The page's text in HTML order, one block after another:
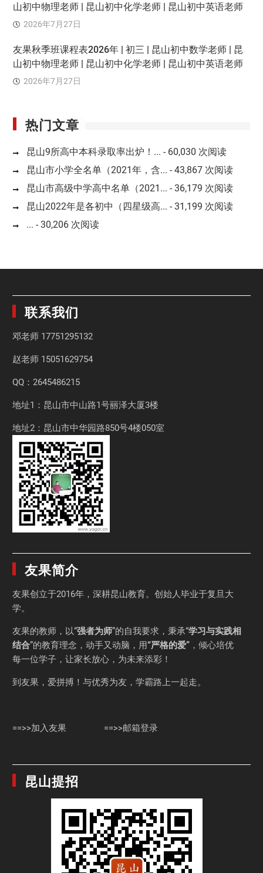
山初中物理老师 | 昆山初中化学老师 | 昆山初中英语老师
2026年7月27日
友果秋季班课程表2026年 | 初三 | 昆山初中数学老师 | 昆
山初中物理老师 | 昆山初中化学老师 | 昆山初中英语老师
2026年7月27日
热门文章
昆山9所高中本科录取率出炉！... - 60,030 次阅读
昆山市小学全名单（2021年，含... - 43,867 次阅读
昆山市高级中学高中名单（2021... - 36,179 次阅读
昆山2022年是各初中（四星级高... - 31,199 次阅读
... - 30,206 次阅读
联系我们
邓老师 17751295132
赵老师 15051629754
QQ：2645486215
地址1：昆山市中山路1号丽泽大厦3楼
地址2：昆山市中华园路850号4楼050室
友果简介
友果创立于2016年，深耕昆山教育。创始人毕业于复旦大
学。
友果的教师，以“强者为师”的自我要求，秉承“学习与实践相
结合”的教育理念，动手又动脑，用“严格的爱” ，倾心培优
每一位学子，让家长放心，为未来添彩！
到友果，爱拼搏！与优秀为友，学霸路上一起走。
==>>加入友果 ==>>邮箱登录
昆山提招